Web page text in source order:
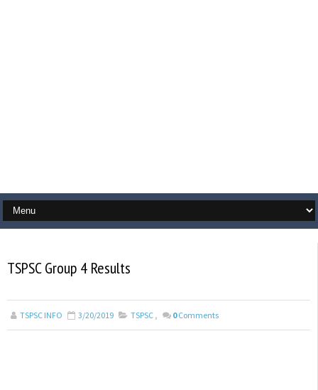
TSPSC Group 4 Results
TSPSC INFO 3/20/2019 TSPSC , 0 Comments